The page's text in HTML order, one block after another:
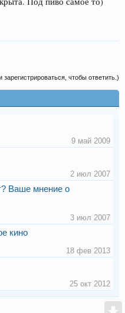
чтобы ответить.)
9 май 2009
2 июл 2007
Ваше мнение о
3 июл 2007
кино
18 фев 2013
25 окт 2012